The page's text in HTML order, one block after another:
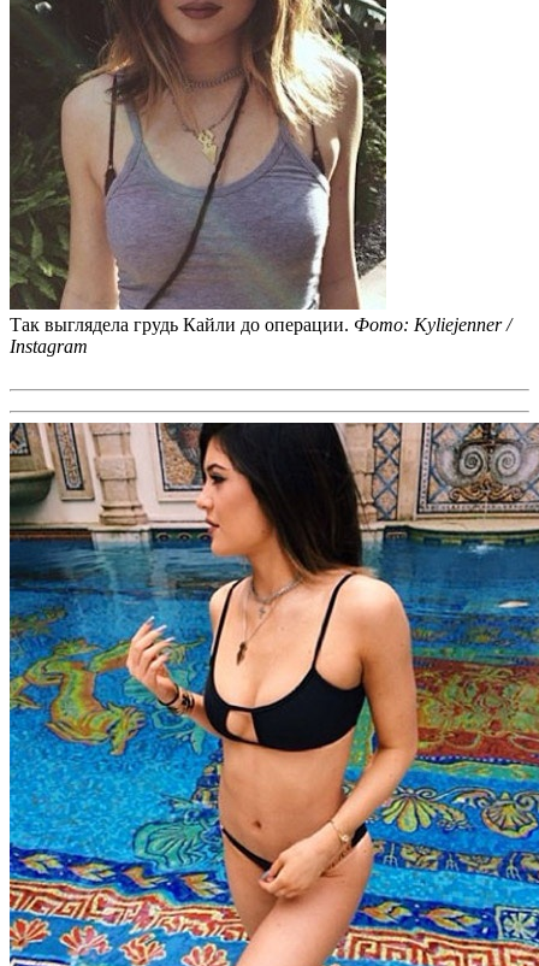
Так выглядела грудь Кайли до операции. Фото: Kyliejenner /
Instagram